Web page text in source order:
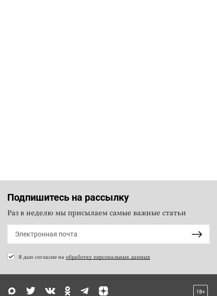
Подпишитесь на рассылку
Раз в неделю мы присылаем самые важные статьи
Я даю согласие на обработку персональных данных
18+